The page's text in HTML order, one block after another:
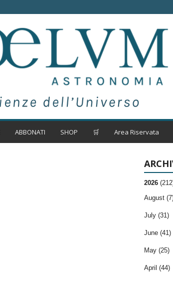
ABBONATI SHOP 🛒 Area Riservata
2026
August
July (31)
June (41)
May (25)
April (44)